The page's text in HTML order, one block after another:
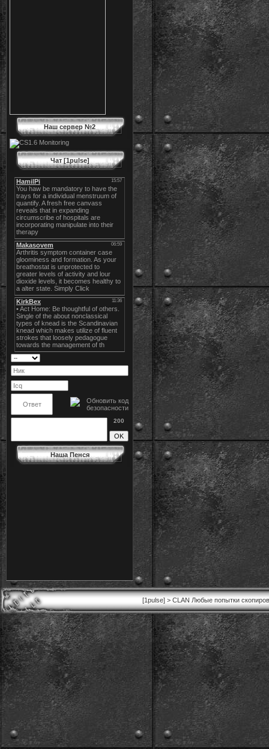
Наш сервер №2
Чат [1pulse]
200
Наша Пенся
[1pulse] > CLAN Любые попытки